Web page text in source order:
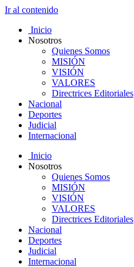
Ir al contenido
Inicio
Nosotros
Quienes Somos
MISIÓN
VISIÓN
VALORES
Directrices Editoriales
Nacional
Deportes
Judicial
Internacional
Inicio
Nosotros
Quienes Somos
MISIÓN
VISIÓN
VALORES
Directrices Editoriales
Nacional
Deportes
Judicial
Internacional